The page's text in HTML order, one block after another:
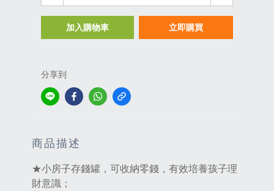
加入購物車 立即購買
分享到
商品描述
★小房子存錢罐，可收納零錢，有效培養孩子理
財意識；